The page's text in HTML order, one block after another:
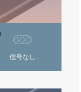
信号なし